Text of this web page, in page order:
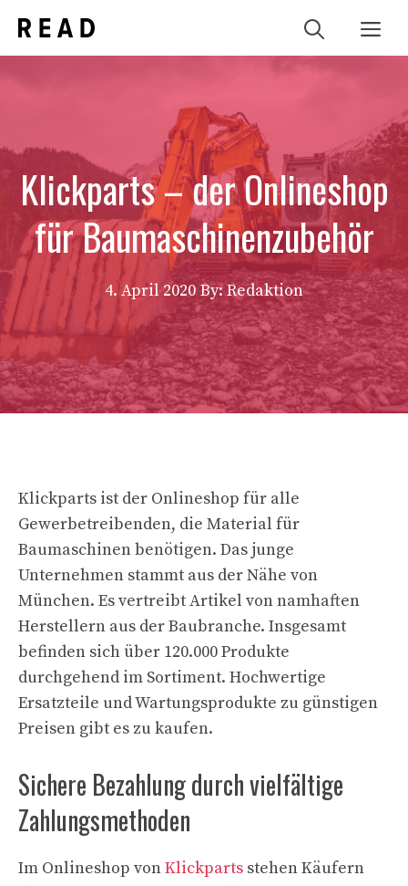
Inhalt
springen
Klickparts – der Onlineshop
für Baumaschinenzubehör
4. April 2020 By: Redaktion
Klickparts ist der Onlineshop für alle
Gewerbetreibenden, die Material für
Baumaschinen benötigen. Das junge
Unternehmen stammt aus der Nähe von
München. Es vertreibt Artikel von namhaften
Herstellern aus der Baubranche. Insgesamt
befinden sich über 120.000 Produkte
durchgehend im Sortiment. Hochwertige
Ersatzteile und Wartungsprodukte zu günstigen
Preisen gibt es zu kaufen.
Sichere Bezahlung durch vielfältige
Zahlungsmethoden
Im Onlineshop vonKlickparts stehen Käufern